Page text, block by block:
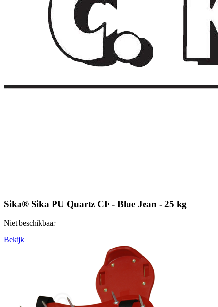
Sika® Sika PU Quartz CF - Blue Jean - 25 kg
Niet beschikbaar
Bekijk